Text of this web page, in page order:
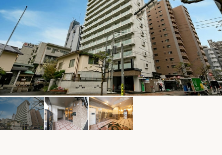
区から探す
人気エリアから探す
アクセスランキング